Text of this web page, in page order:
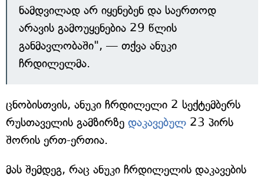
ნამდვილად არ იყენებენ და საერთოდ
არავის გამოუყენებია 29 წლის
განმავლობაში", — თქვა ანუკი
ჩრდილელმა.
ცნობისთვის, ანუკი ჩრდილელი 2 სექტემბერს
რუსთაველის გამზირზე დაკავებულ 23 პირს
შორის ერთ-ერთია.
მას შემდეგ, რაც ანუკი ჩრდილელის დაკავების